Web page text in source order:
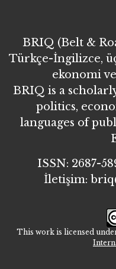
BRIQ (Belt &
Türkçe-İngilizce,
ekonomi
BRIQ is a
politics,
languages of
ISSN: 2687-
İletişim:
This work is licensed